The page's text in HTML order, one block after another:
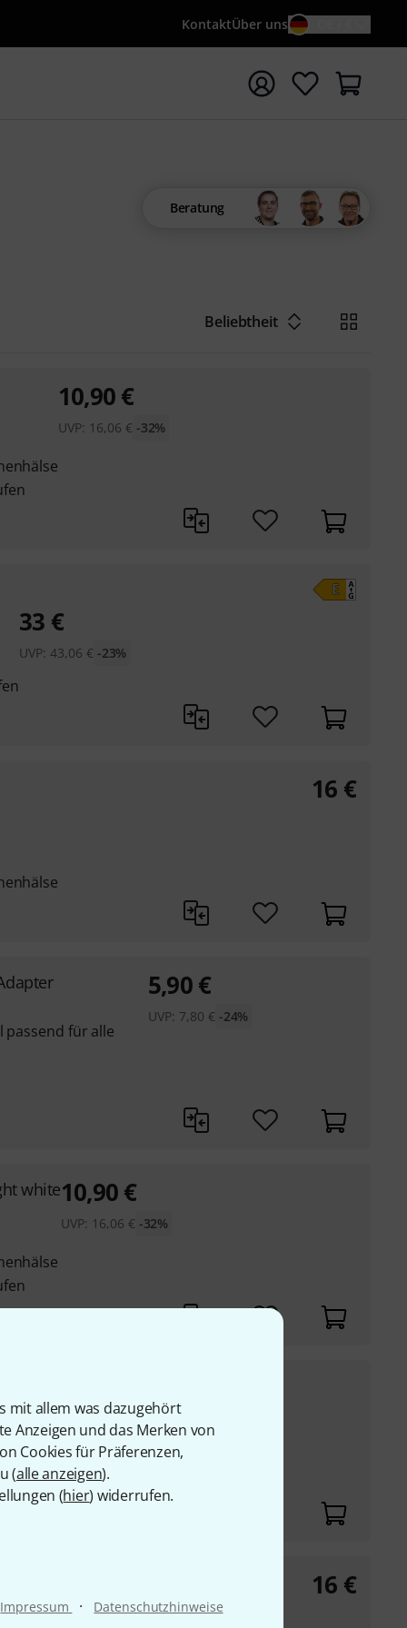
mit allem was dazugehört
Anzeigen und das Merken von
Cookies für Präferenzen,
(alle anzeigen).
(hier) widerrufen.
Impressum · Datenschutzhinweise
KontaktÜber uns
mit Suchwort {searchTerm} starten
Beratung
Beliebtheit
10,90€
UVP: 16,06 € -32%
33 €
UVP:43,06 € -23%
16 €
passend für alle
5,90€
UVP: 7,80 € -24%
white10,90€
UVP: 16,06 € -32%
UVP:12,48 € -24%
16 €